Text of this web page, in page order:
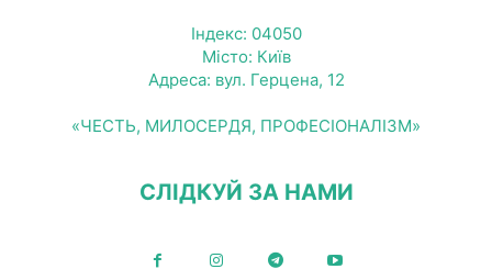
Індекс: 04050
Місто: Київ
Адреса: вул. Герцена, 12
«ЧЕСТЬ, МИЛОСЕРДЯ, ПРОФЕСІОНАЛІЗМ»
СЛІДКУЙ ЗА НАМИ